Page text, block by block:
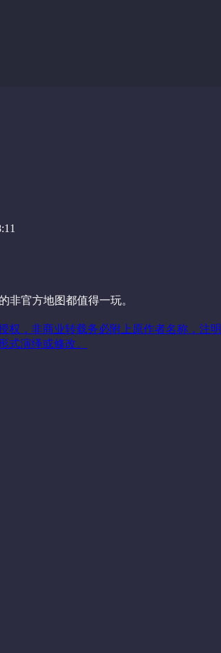
非官方地图都值得一玩。
权，非商业转载务必附上原作者名称，注明
式演绎或修改。